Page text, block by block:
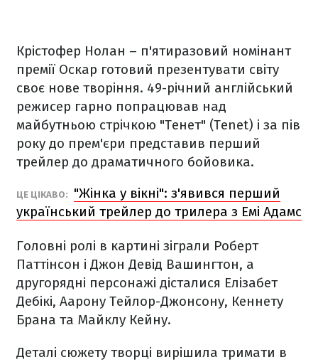
Крістофер Нолан – п'ятиразовий номінант
премії Оскар готовий презентувати світу
своє нове творіння. 49-річний англійський
режисер гарно попрацював над
майбутньою стрічкою "Тенет" (Tenet) і за пів
року до прем'єри представив перший
трейлер до драматичного бойовика.
ЦЕ ЦІКАВО:
"Жінка у вікні": з'явився перший
український трейлер до трилера з Емі Адамс
Головні ролі в картині зіграли Роберт
Паттінсон і Джон Девід Вашингтон, а
другорядні персонажі дісталися Елізабет
Дебікі, Аарону Тейлор-Джонсону, Кеннету
Брана та Майклу Кейну.
Деталі сюжету творці вирішила тримати в